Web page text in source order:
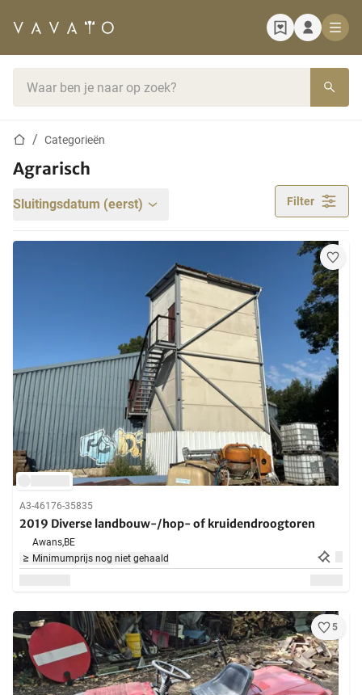
StartpaginaCategorieën
Agrarisch
Sluitingsdatum (eerst) Filter
A3-46176-35835
2019 Diverse landbouw-/hop- of kruidendroogtoren
Awans,BE
Minimumprijs nog niet gehaald
5